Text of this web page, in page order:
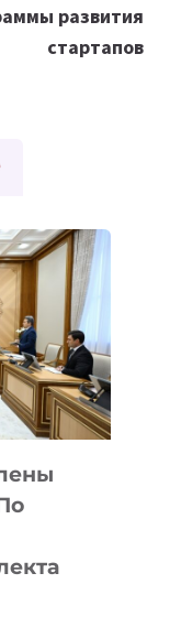
развития
стартапов